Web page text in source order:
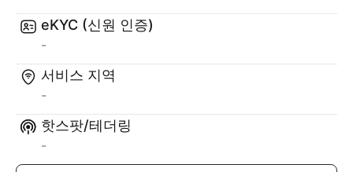
eKYC (신원 인증)
-
서비스 지역
-
핫스팟/테더링
-